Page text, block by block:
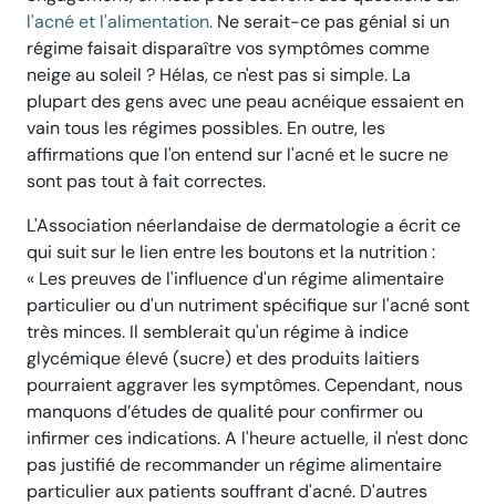
l'acné et l'alimentation. Ne serait-ce pas génial si un
régime faisait disparaître vos symptômes comme
neige au soleil ? Hélas, ce n'est pas si simple. La
plupart des gens avec une peau acnéique essaient en
vain tous les régimes possibles. En outre, les
affirmations que l'on entend sur l'acné et le sucre ne
sont pas tout à fait correctes.
L'Association néerlandaise de dermatologie a écrit ce
qui suit sur le lien entre les boutons et la nutrition :
« Les preuves de l'influence d'un régime alimentaire
particulier ou d'un nutriment spécifique sur l'acné sont
très minces. Il semblerait qu'un régime à indice
glycémique élevé (sucre) et des produits laitiers
pourraient aggraver les symptômes. Cependant, nous
manquons d’études de qualité pour confirmer ou
infirmer ces indications. A l'heure actuelle, il n'est donc
pas justifié de recommander un régime alimentaire
particulier aux patients souffrant d'acné. D'autres